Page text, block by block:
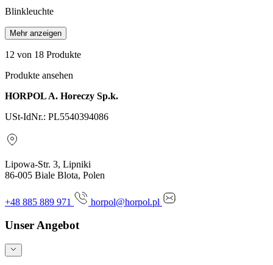
Blinkleuchte
Mehr anzeigen
12 von 18 Produkte
Produkte ansehen
HORPOL A. Horeczy Sp.k.
USt-IdNr.: PL5540394086
Lipowa-Str. 3, Lipniki
86-005 Biale Blota, Polen
+48 885 889 971 horpol@horpol.pl
Unser Angebot